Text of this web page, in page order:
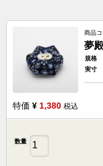
商品
夢
規格
実寸
特価 ¥ 1,380 税込
数量